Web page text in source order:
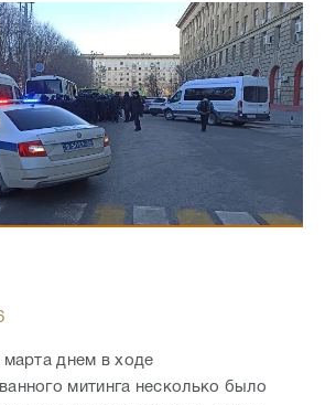
марта днем в ходе
митинга несколько было